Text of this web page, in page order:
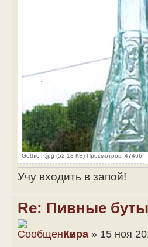
Gothic P.jpg (52.13 КБ) Просмотров: 47466
Учу входить в запой!
Re: Пивные
Кира » 15 ноя